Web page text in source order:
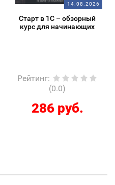
14.08.2026
Старт в 1С – обзорный
курс для начинающих
Рейтинг:
(0.0)
286 руб.